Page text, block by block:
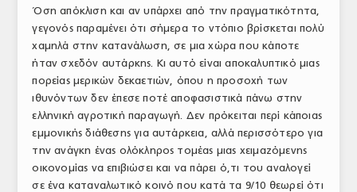
Όση απόκλιση και αν υπάρχει από την πραγματικότητα,
γεγονός παραμένει ότι σήμερα το ντόπιο βρίσκεται πολύ
χαμηλά στην κατανάλωση, σε μια χώρα που κάποτε
ήταν σχεδόν αυτάρκης. Κι αυτό είναι αποκαλυπτικό μιας
πορείας μερικών δεκαετιών, όπου η προσοχή των
ιθυνόντων δεν έπεσε ποτέ αποφασιστικά πάνω στην
ελληνική αγροτική παραγωγή. Δεν πρόκειται περί κάποιας
εμμονικής διάθεσης για αυτάρκεια, αλλά περισσότερο για
την ανάγκη ένας ολόκληρος τομέας μιας χειμαζόμενης
οικονομίας να επιβιώσει και να πάρει ό,τι του αναλογεί
σε ένα καταναλωτικό κοινό που κατά τα 9/10 θεωρεί ότι